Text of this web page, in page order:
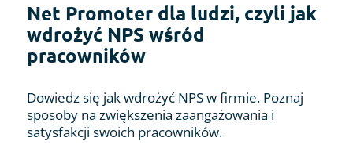
Net Promoter dla ludzi, czyli jak
wdrożyć NPS wśród
pracowników
Dowiedz się jak wdrożyć NPS w firmie. Poznaj
sposoby na zwiększenia zaangażowania i
satysfakcji swoich pracowników.